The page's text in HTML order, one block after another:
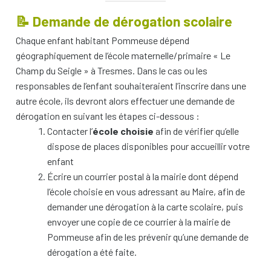
📝 Demande de dérogation scolaire
Chaque enfant habitant Pommeuse dépend
géographiquement de l’école maternelle/primaire « Le
Champ du Seigle » à Tresmes. Dans le cas ou les
responsables de l’enfant souhaiteraient l’inscrire dans une
autre école, ils devront alors effectuer une demande de
dérogation en suivant les étapes ci-dessous :
Contacter l’école choisie afin de vérifier qu’elle
dispose de places disponibles pour accueillir votre
enfant
Écrire un courrier postal à la mairie dont dépend
l’école choisie en vous adressant au Maire, afin de
demander une dérogation à la carte scolaire, puis
envoyer une copie de ce courrier à la mairie de
Pommeuse afin de les prévenir qu’une demande de
dérogation a été faite.